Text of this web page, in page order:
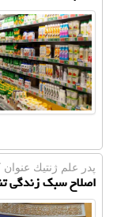
پدر علم ژنتیك عنوان
اصلاح سبک زندگی